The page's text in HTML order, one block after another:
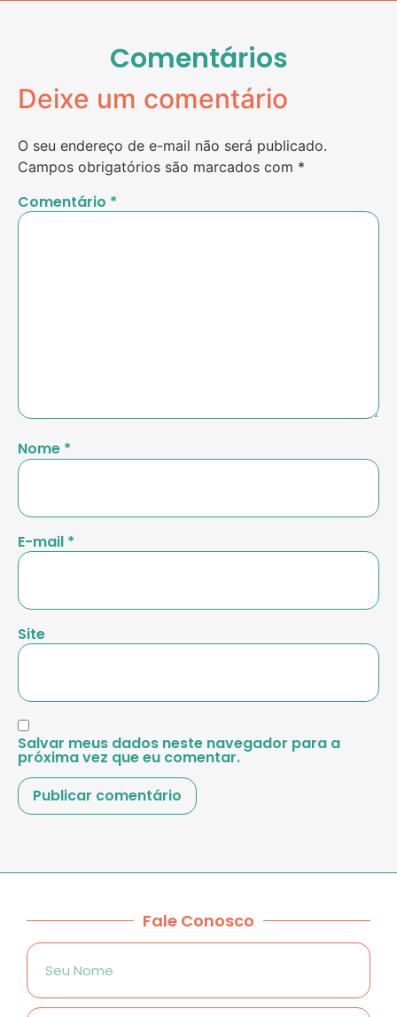
Comentários
Deixe um comentário
O seu endereço de e-mail não será publicado.
Campos obrigatórios são marcados com *
Comentário *
Nome *
E-mail *
Site
Salvar meus dados neste navegador para a
próxima vez que eu comentar.
Fale Conosco